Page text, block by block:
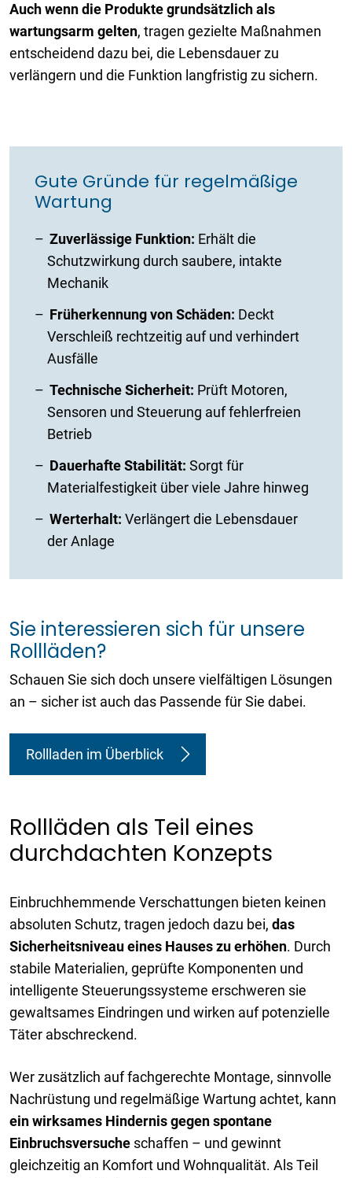
Auch wenn die Produkte grundsätzlich als
wartungsarm gelten, tragen gezielte Maßnahmen
entscheidend dazu bei, die Lebensdauer zu
verlängern und die Funktion langfristig zu sichern.
Gute Gründe für regelmäßige
Wartung
Zuverlässige Funktion: Erhält die
Schutzwirkung durch saubere, intakte
Mechanik
Früherkennung von Schäden: Deckt
Verschleiß rechtzeitig auf und verhindert
Ausfälle
Technische Sicherheit: Prüft Motoren,
Sensoren und Steuerung auf fehlerfreien
Betrieb
Dauerhafte Stabilität: Sorgt für
Materialfestigkeit über viele Jahre hinweg
Werterhalt: Verlängert die Lebensdauer
der Anlage
Sie interessieren sich für unsere
Rollläden?
Schauen Sie sich doch unsere vielfältigen Lösungen
an – sicher ist auch das Passende für Sie dabei.
Rollladen im Überblick
Rollläden als Teil eines
durchdachten Konzepts
Einbruchhemmende Verschattungen bieten keinen
absoluten Schutz, tragen jedoch dazu bei, das
Sicherheitsniveau eines Hauses zu erhöhen. Durch
stabile Materialien, geprüfte Komponenten und
intelligente Steuerungssysteme erschweren sie
gewaltsames Eindringen und wirken auf potenzielle
Täter abschreckend.
Wer zusätzlich auf fachgerechte Montage, sinnvolle
Nachrüstung und regelmäßige Wartung achtet, kann
ein wirksames Hindernis gegen spontane
Einbruchsversuche schaffen – und gewinnt
gleichzeitig an Komfort und Wohnqualität. Als Teil